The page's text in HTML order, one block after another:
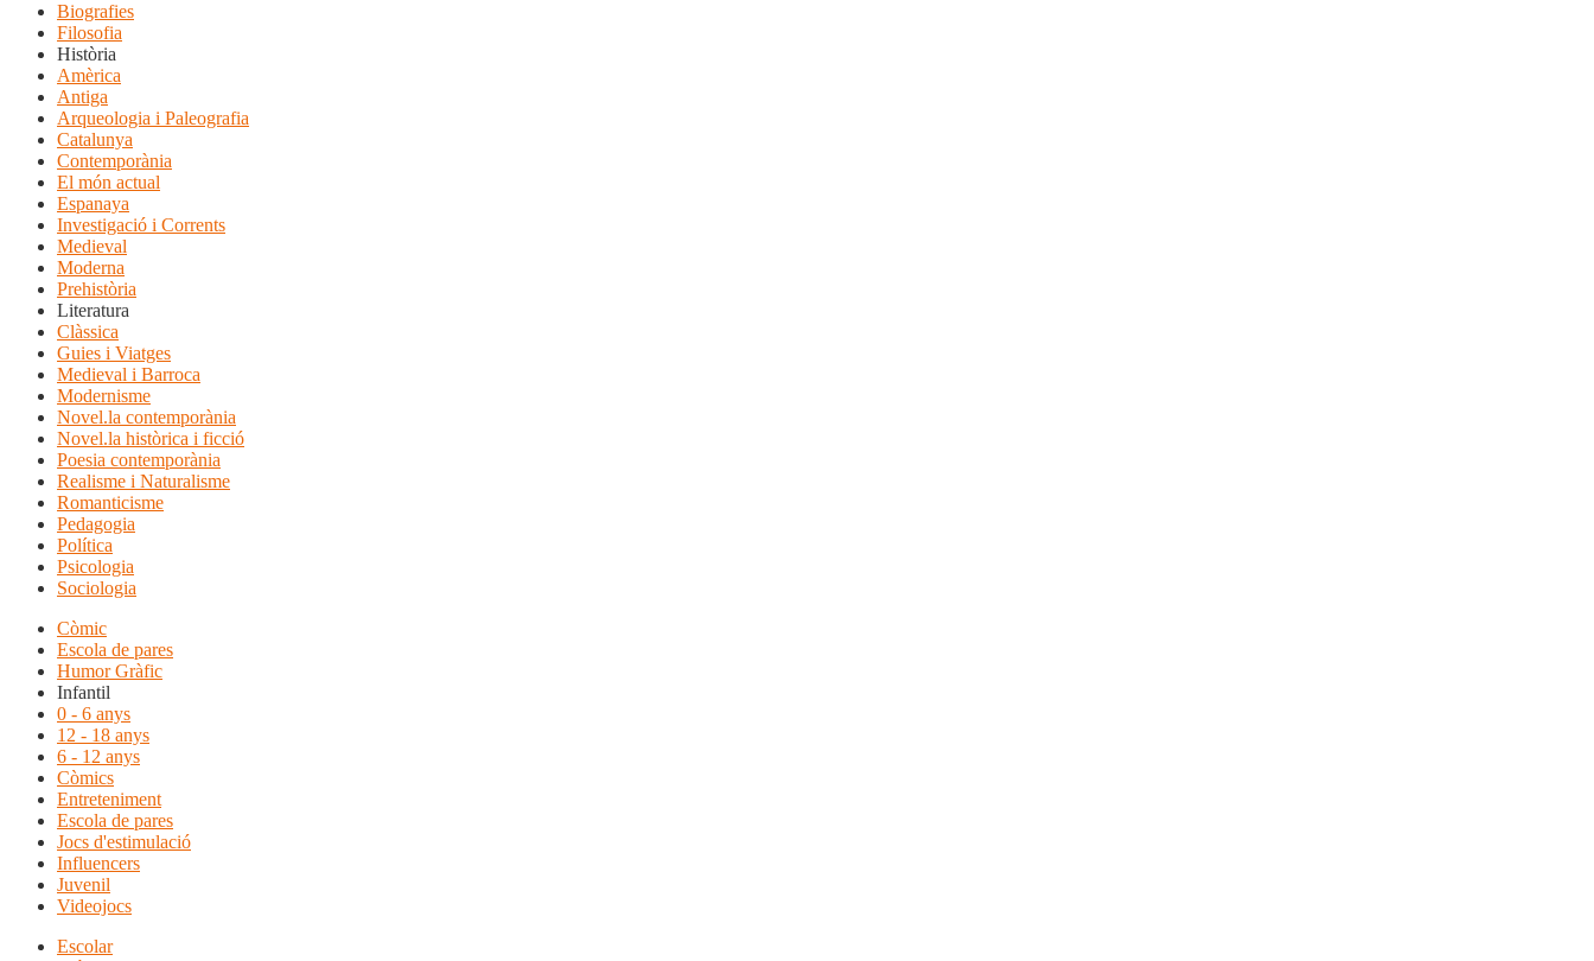
Biografies
Filosofia
Història
Amèrica
Antiga
Arqueologia i Paleografia
Catalunya
Contemporània
El món actual
Espanaya
Investigació i Corrents
Medieval
Moderna
Prehistòria
Literatura
Clàssica
Guies i Viatges
Medieval i Barroca
Modernisme
Novel.la contemporània
Novel.la històrica i ficció
Poesia contemporània
Realisme i Naturalisme
Romanticisme
Pedagogia
Política
Psicologia
Sociologia
Còmic
Escola de pares
Humor Gràfic
Infantil
0 - 6 anys
12 - 18 anys
6 - 12 anys
Còmics
Entreteniment
Escola de pares
Jocs d'estimulació
Influencers
Juvenil
Videojocs
Escolar